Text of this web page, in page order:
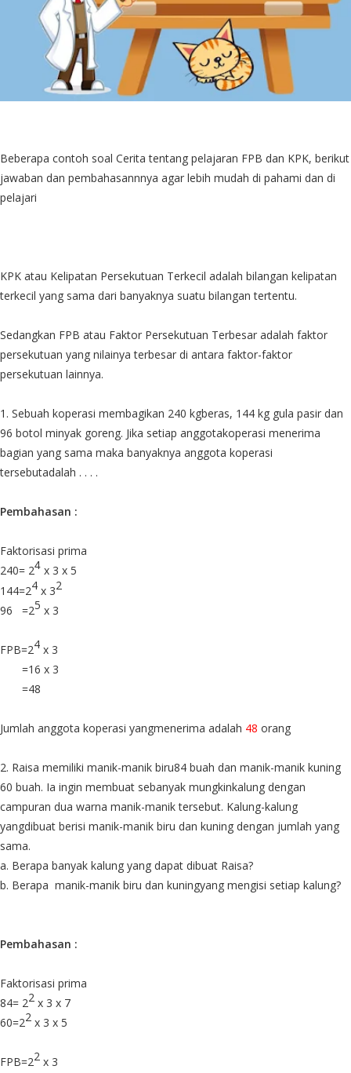
Beberapa contoh soal Cerita tentang pelajaran FPB dan KPK, berikut
jawaban dan pembahasannnya agar lebih mudah di pahami dan di
pelajari
KPK atau Kelipatan Persekutuan Terkecil adalah bilangan kelipatan
terkecil yang sama dari banyaknya suatu bilangan tertentu.
Sedangkan FPB atau Faktor Persekutuan Terbesar adalah faktor
persekutuan yang nilainya terbesar di antara faktor-faktor
persekutuan lainnya.
1. Sebuah koperasi membagikan 240 kgberas, 144 kg gula pasir dan
96 botol minyak goreng. Jika setiap anggotakoperasi menerima
bagian yang sama maka banyaknya anggota koperasi
tersebutadalah . . . .
Pembahasan :
Faktorisasi prima
240= 24 x 3 x 5
144=24 x 32
96 =25 x 3
FPB=24 x 3
=16 x 3
=48
Jumlah anggota koperasi yangmenerima adalah 48 orang
2. Raisa memiliki manik-manik biru84 buah dan manik-manik kuning
60 buah. Ia ingin membuat sebanyak mungkinkalung dengan
campuran dua warna manik-manik tersebut. Kalung-kalung
yangdibuat berisi manik-manik biru dan kuning dengan jumlah yang
sama.
a. Berapa banyak kalung yang dapat dibuat Raisa?
b. Berapa manik-manik biru dan kuningyang mengisi setiap kalung?
Pembahasan :
Faktorisasi prima
84= 22 x 3 x 7
60=22 x 3 x 5
FPB=22 x 3